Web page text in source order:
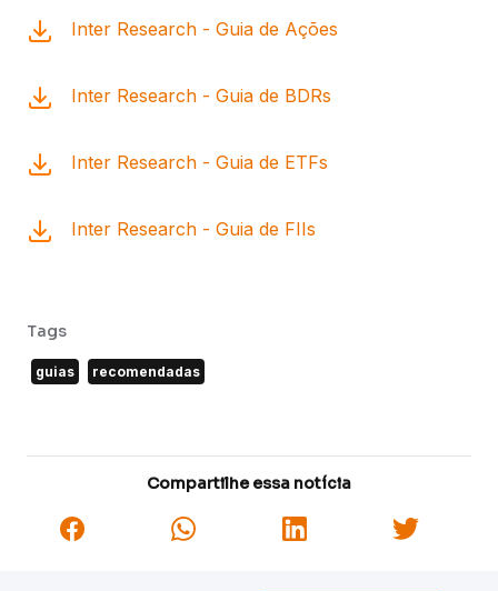
Inter Research - Guia de Ações
Inter Research - Guia de BDRs
Inter Research - Guia de ETFs
Inter Research - Guia de FIIs
Tags
guias recomendadas
Compartilhe essa notícia